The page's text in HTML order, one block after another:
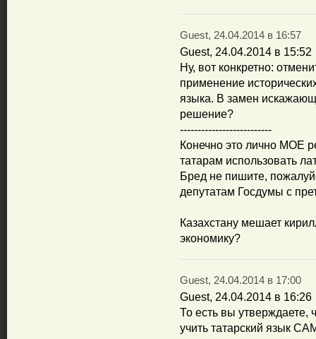
Guest, 24.04.2014 в 16:57
Guest, 24.04.2014 в 15:52
Ну, вот конкретно:
применение
языка. В замен
решение?
--------------------------
Конечно это лично
татарам использовать
Бред не пишите,
депутатам Госдумы с
Казахстану мешает
экономику?
Guest, 24.04.2014 в 17:00
Guest, 24.04.2014 в 16:26
То есть вы
учить татарский язык